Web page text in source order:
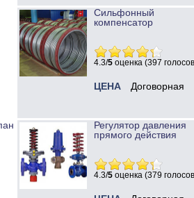
Сильфонный
компенсатор
4.3/5 оценка (397
ЦЕНА Договорная
Регулятор давления
прямого действия
4.3/5 оценка (379